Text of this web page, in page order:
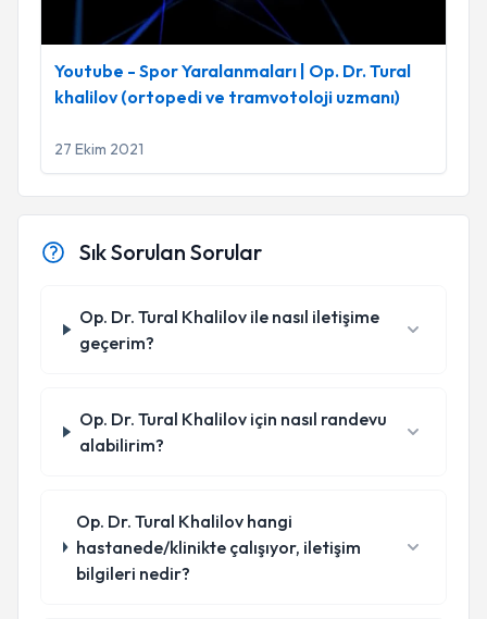
Youtube - Spor Yaralanmaları | Op. Dr. Tural
khalilov (ortopedi ve tramvotoloji uzmanı)
27 Ekim 2021
Sık Sorulan Sorular
Op. Dr. Tural Khalilov ile nasıl iletişime
geçerim?
Op. Dr. Tural Khalilov için nasıl randevu
alabilirim?
Op. Dr. Tural Khalilov hangi
hastanede/klinikte çalışıyor, iletişim
bilgileri nedir?